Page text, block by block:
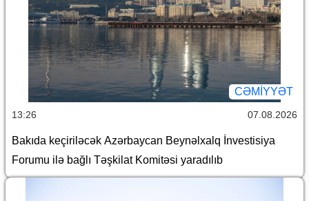
CƏMİYYƏT
13:26 07.08.2026
Bakıda keçiriləcək Azərbaycan Beynəlxalq İnvestisiya
Forumu ilə bağlı Təşkilat Komitəsi yaradılıb